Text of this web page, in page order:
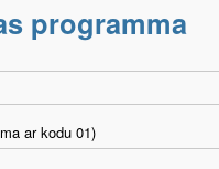
programma
ar kodu 01)